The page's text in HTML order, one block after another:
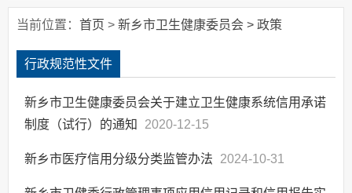
当前位置： 首页 > 新乡市卫生健康委员会 > 政策
行政规范性文件
新乡市卫生健康委员会关于建立卫生健康系统信用承诺
制度（试行）的通知
2020-12-15
新乡市医疗信用分级分类监管办法 2024-10-31